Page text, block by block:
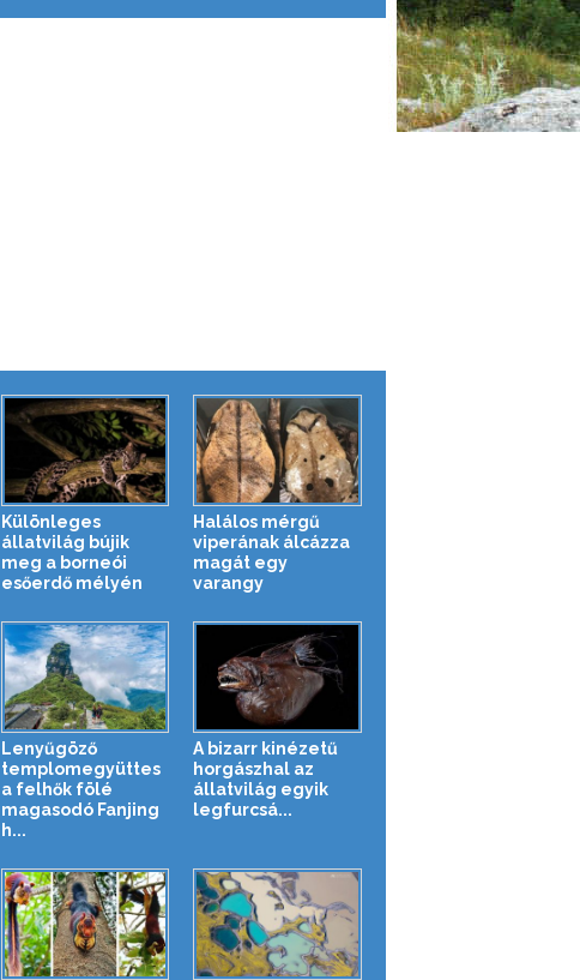
Különleges
állatvilág bújik
meg a borneói
esőerdő mélyén
Halálos mérgű
viperának álcázza
magát egy
varangy
Lenyűgöző
templomegyüttes
a felhők fölé
magasodó Fanjing
h...
A bizarr kinézetű
horgászhal az
állatvilág egyik
legfurcsá...